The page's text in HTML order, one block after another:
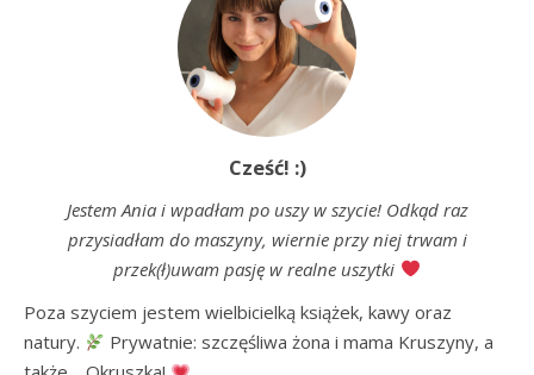
Cześć! :)
Jestem Ania i wpadłam po uszy w szycie! Odkąd raz
przysiadłam do maszyny, wiernie przy niej trwam i
przek(ł)uwam pasję w realne uszytki
Poza szyciem jestem wielbicielką książek, kawy oraz
natury.
Prywatnie: szczęśliwa żona i mama Kruszyny, a